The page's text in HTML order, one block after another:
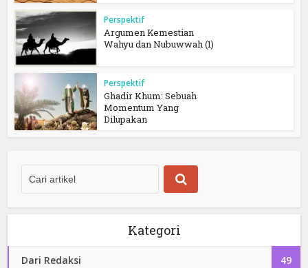
Perspektif
Argumen Kemestian
Wahyu dan Nubuwwah (1)
Perspektif
Ghadir Khum: Sebuah
Momentum Yang
Dilupakan
Kategori
Dari Redaksi 49